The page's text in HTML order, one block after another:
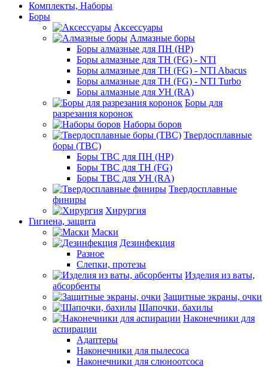
Комплекты, Наборы
Боры
Аксессуары
Алмазные боры
Боры алмазные для ПН (HP)
Боры алмазные для ТН (FG) - NTI
Боры алмазные для ТН (FG) - NTI Abacus
Боры алмазные для ТН (FG) - NTI Turbo
Боры алмазные для УН (RA)
Боры для
разрезания коронок
Наборы боров
Твердосплавные
боры (ТВС)
Боры ТВС для ПН (HP)
Боры ТВС для ТН (FG)
Боры ТВС для УН (RA)
Твердосплавные
финиры
Хирургия
Гигиена, защита
Маски
Дезинфекция
Разное
Слепки, протезы
Изделия из ваты,
абсорбенты
Защитные экраны, очки
Шапочки, бахилы
Наконечники для
аспирации
Адаптеры
Наконечники для пылесоса
Наконечники для слюноотсоса